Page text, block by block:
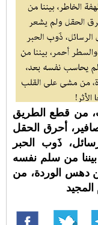
من قطع الطريق
أحرق الحقل
ذَوب الحبر
من سلم نفسه
دهس الوردة، من